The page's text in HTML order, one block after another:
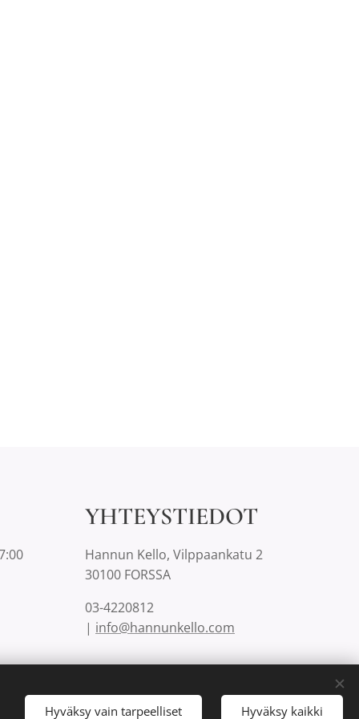
YHTEYSTIEDOT
Hannun Kello, Vilppaankatu 2
30100 FORSSA
03-4220812
| info@hannunkello.com
Hyväksy vain tarpeelliset Hyväksy kaikki